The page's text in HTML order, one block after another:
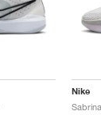
Nike